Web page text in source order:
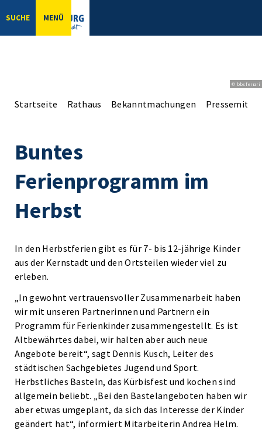
SUCHE MENÜ
© bbsferrari
Startseite Rathaus Bekanntmachungen
Buntes
Ferienprogramm im
Herbst
In den Herbstferien gibt es für 7- bis 12-jährige Kinder
aus der Kernstadt und den Ortsteilen wieder viel zu
erleben.
„In gewohnt vertrauensvoller Zusammenarbeit haben
wir mit unseren Partnerinnen und Partnern ein
Programm für Ferienkinder zusammengestellt. Es ist
Altbewährtes dabei, wir halten aber auch neue
Angebote bereit“, sagt Dennis Kusch, Leiter des
städtischen Sachgebietes Jugend und Sport.
Herbstliches Basteln, das Kürbisfest und kochen sind
allgemein beliebt. „Bei den Bastelangeboten haben wir
aber etwas umgeplant, da sich das Interesse der Kinder
geändert hat“, informiert Mitarbeiterin Andrea Helm.